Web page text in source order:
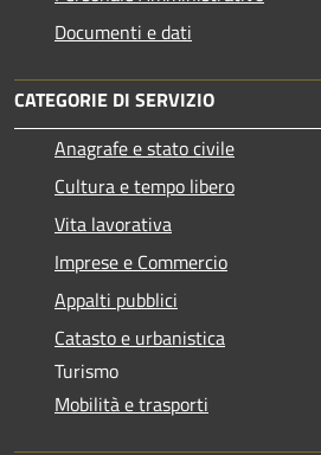
Documenti e dati
CATEGORIE DI SERVIZIO
Anagrafe e stato civile
Cultura e tempo libero
Vita lavorativa
Imprese e Commercio
Appalti pubblici
Catasto e urbanistica
Turismo
Mobilità e trasporti